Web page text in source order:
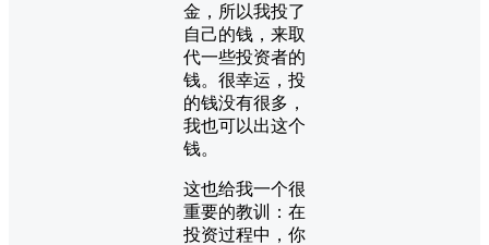
金，所以我投了
自己的钱，来取
代一些投资者的
钱。很幸运，投
的钱没有很多，
我也可以出这个
钱。
这也给我一个很
重要的教训：在
投资过程中，你